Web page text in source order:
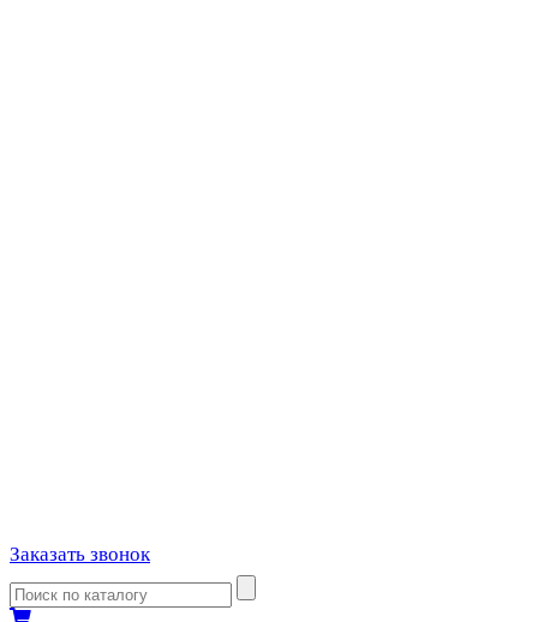
Заказать звонок
Полипропиленовые трубы и фитинги
Полипропиленовые трубы и фитинги
Полипропиленовые трубы и фитинги VALTEC